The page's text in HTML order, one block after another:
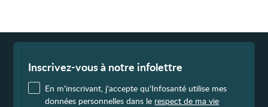
Inscrivez-vous à notre infolettre
En m'inscrivant, j'accepte qu'Infosanté utilise mes
données personnelles dans le respect de ma vie